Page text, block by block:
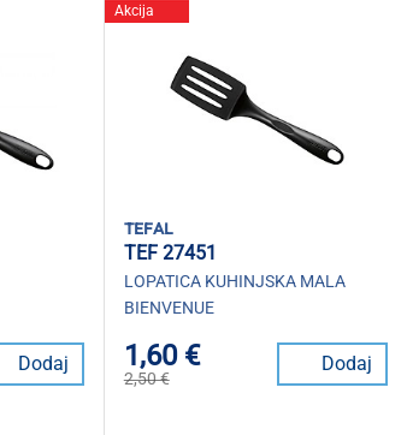
Dodaj
Akcija
tefal
TEF 27451
LOPATICA KUHINJSKA MALA
BIENVENUE
1,60 €
2,50 €
Dodaj